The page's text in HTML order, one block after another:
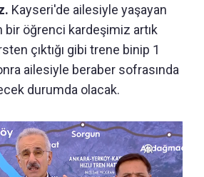
Kayseri'de ailesiyle yaşayan
bir öğrenci kardeşimiz artık
çıktığı gibi trene binip 1
ailesiyle beraber sofrasında
durumda olacak.